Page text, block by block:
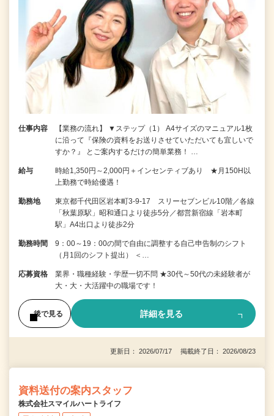
仕事内容
【業務の流れ】 ▼ステップ（1） A4サイズのマニュアル1枚
に沿って『保険の資料をお送りさせていただいても宜しいで
すか？』 とご案内するだけの簡単業務！ …
給与
時給1,350円～2,000円＋インセンティブあり ★月150H以
上勤務で時給優遇！
勤務地
東京都千代田区岩本町3-9-17 スリーセブンビル10階／各線
「秋葉原駅」昭和通口より徒歩5分／都営新宿線「岩本町
駅」A4出口より徒歩2分
勤務時間
9：00～19：00の間で自由に調整する自己申告制のシフト
（月1回のシフト提出） ＜…
応募資格
業界・職種経験・学歴一切不問 ★30代～50代の未経験者が
大・大・大活躍中の職場です！
後で見る 詳細を見る
更新日： 2026/07/17 掲載終了日： 2026/08/23
資料送付の案内スタッフ
株式会社スマイルハートライフ